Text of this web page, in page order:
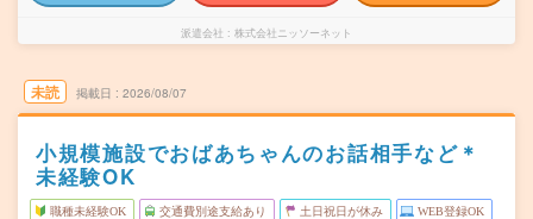
派遣会社 株式会社ニッソーネット
未読 掲載日 2026/08/07
小規模施設でおばあちゃんのお話相手など＊
未経験OK
職種未経験OK 交通費別途支給あり 土日祝日が休み WEB登録OK